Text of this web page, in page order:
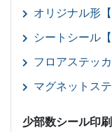
オリジナル形
シートシール【
フロアステッ
マグネットス
少部数シール印